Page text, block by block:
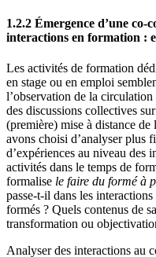
1.2.2 Émergence d’une
interactions en formation :
Les activités de formation
en stage ou en emploi
l’observation de la
des discussions collectives
(première) mise à distance de
avons choisi d’analyser plus
d’expériences au niveau des
activités dans le temps de
formalise le faire du formé à
passe-t-il dans les
formés ? Quels contenus de
transformation ou
Analyser des interactions au